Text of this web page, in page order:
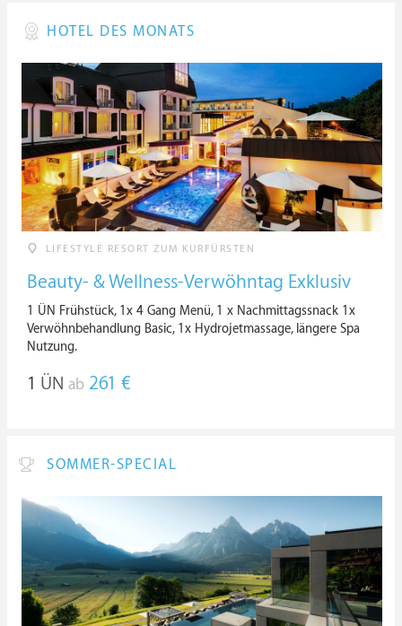
HOTEL DES MONATS
LIFESTYLE RESORT ZUM KURFÜRSTEN
Beauty- & Wellness-Verwöhntag Exklusiv
1 ÜN Frühstück, 1x 4 Gang Menü, 1 x Nachmittagssnack 1x
Verwöhnbehandlung Basic, 1x Hydrojetmassage, längere Spa
Nutzung.
1 ÜN ab 261 €
SOMMER-SPECIAL